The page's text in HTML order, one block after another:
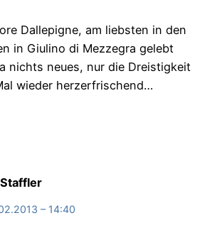
Dallepigne, am liebsten in den
in Giulino di Mezzegra gelebt
nichts neues, nur die Dreistigkeit
wieder herzerfrischend…
– 14:40